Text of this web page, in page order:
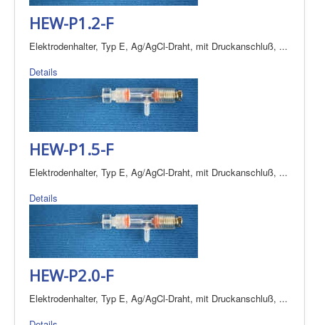
HEW-P1.2-F
Elektrodenhalter, Typ E, Ag/AgCl-Draht, mit Druckanschluß, ...
Details
HEW-P1.5-F
Elektrodenhalter, Typ E, Ag/AgCl-Draht, mit Druckanschluß, ...
Details
HEW-P2.0-F
Elektrodenhalter, Typ E, Ag/AgCl-Draht, mit Druckanschluß, ...